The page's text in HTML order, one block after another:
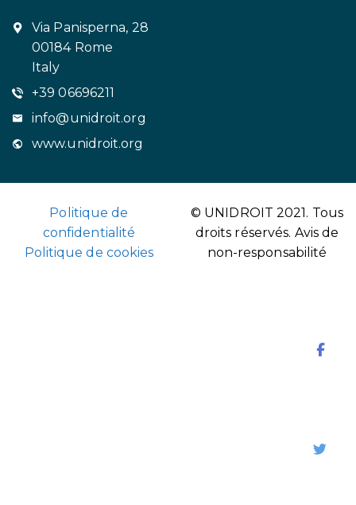
Via Panisperna, 28
00184 Rome
Italy
+39 06696211
info@unidroit.org
www.unidroit.org
Politique de
confidentialité
Politique de cookies
© UNIDROIT 2021. Tous
droits réservés. Avis de
non-responsabilité